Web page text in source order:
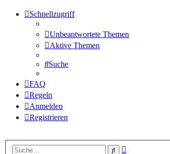
Schnellzugriff
Unbeantwortete Themen
Aktive Themen
Suche
FAQ
Regeln
Anmelden
Registrieren
Suche